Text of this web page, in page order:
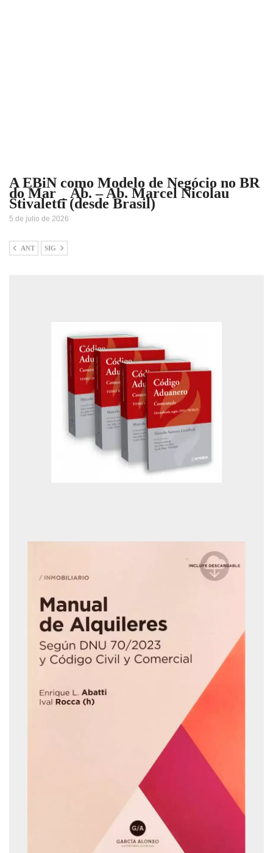
A EBiN como Modelo de Negócio no BR
do Mar _ Ab. – Ab. Marcel Nicolau
Stivaletti (desde Brasil)
5 de julio de 2026
ANT SIG